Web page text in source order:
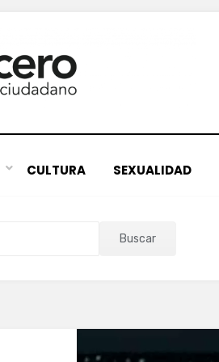
CULTURA SEXUALIDAD
Buscar